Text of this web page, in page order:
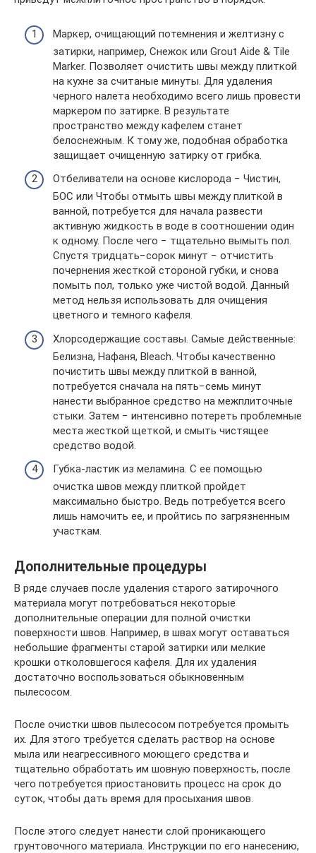
Маркер, очищающий потемнения и желтизну с
затирки, например, Снежок или Grout Aide & Tile
Marker. Позволяет очистить швы между плиткой
на кухне за считаные минуты. Для удаления
черного налета необходимо всего лишь провести
маркером по затирке. В результате
пространство между кафелем станет
белоснежным. К тому же, подобная обработка
защищает очищенную затирку от грибка.
Отбеливатели на основе кислорода − Чистин,
БОС или Чтобы отмыть швы между плиткой в
ванной, потребуется для начала развести
активную жидкость в воде в соотношении один
к одному. После чего − тщательно вымыть пол.
Спустя тридцать−сорок минут − отчистить
почернения жесткой стороной губки, и снова
помыть пол, только уже чистой водой. Данный
метод нельзя использовать для очищения
цветного и темного кафеля.
Хлорсодержащие составы. Самые действенные:
Белизна, Нафаня, Bleach. Чтобы качественно
почистить швы между плиткой в ванной,
потребуется сначала на пять−семь минут
нанести выбранное средство на межплиточные
стыки. Затем − интенсивно потереть проблемные
места жесткой щеткой, и смыть чистящее
средство водой.
Губка-ластик из меламина. С ее помощью
очистка швов между плиткой пройдет
максимально быстро. Ведь потребуется всего
лишь намочить ее, и пройтись по загрязненным
участкам.
Дополнительные процедуры
В ряде случаев после удаления старого затирочного
материала могут потребоваться некоторые
дополнительные операции для полной очистки
поверхности швов. Например, в швах могут оставаться
небольшие фрагменты старой затирки или мелкие
крошки отколовшегося кафеля. Для их удаления
достаточно воспользоваться обыкновенным
пылесосом.
После очистки швов пылесосом потребуется промыть
их. Для этого требуется сделать раствор на основе
мыла или неагрессивного моющего средства и
тщательно обработать им шовную поверхность, после
чего потребуется приостановить процесс на срок до
суток, чтобы дать время для просыхания швов.
После этого следует нанести слой проникающего
грунтовочного материала. Инструкции по его нанесению,